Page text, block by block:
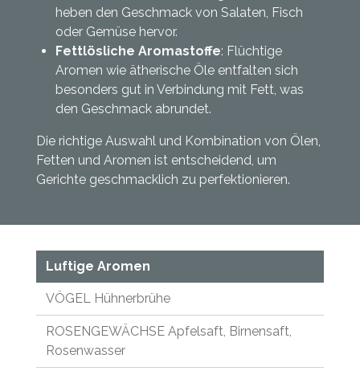
heben den Geschmack von Salaten, Fisch
oder Gemüse hervor.
Fettlösliche Aromastoffe: Flüchtige
Aromen wie ätherische Öle entfalten sich
besonders gut in Verbindung mit Fett, was
den Geschmack abrundet.
Die richtige Auswahl und Kombination von Ölen,
Fetten und Aromen ist entscheidend, um
Gerichte geschmacklich zu perfektionieren.
Luftige Aromen
VÖGEL Hühnerbrühe
ROSENGEWÄCHSE Apfelsaft, Birnensaft,
Rosenwasser